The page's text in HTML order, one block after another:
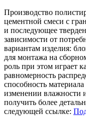
Производство
цементной смеси с
и последующее
зависимости от
вариантам изделия:
для монтажа на
роль при этом играет
равномерность
способность
изменении влажности
получить более
следующей ссылке: